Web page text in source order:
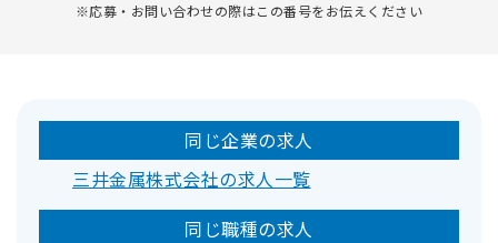
※応募・お問い合わせの際はこの番号をお伝えください
同じ企業の求人
三井金属株式会社の求人一覧
同じ職種の求人